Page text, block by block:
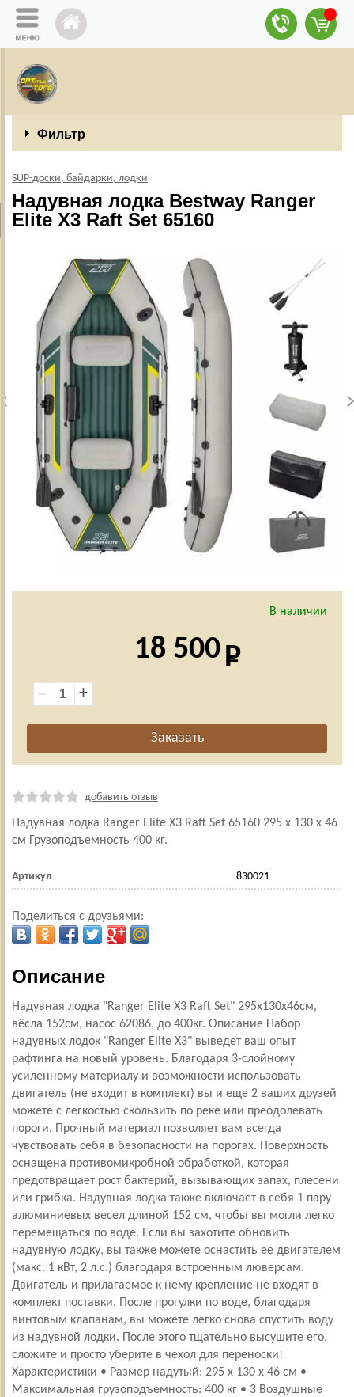
Фильтр
SUP-доски, байдарки, лодки
Надувная лодка Bestway Ranger
Elite X3 Raft Set 65160
В наличии
18 500
+
добавить отзыв
Надувная лодка Ranger Elite X3 Raft Set 65160 295 х 130 х 46
см Грузоподъемность 400 кг.
Артикул 830021
Поделиться с друзьями:
Описание
Надувная лодка "Ranger Elite X3 Raft Set" 295х130х46см,
вёсла 152см, насос 62086, до 400кг. Описание Набор
надувных лодок "Ranger Elite X3" выведет ваш опыт
рафтинга на новый уровень. Благодаря 3-слойному
усиленному материалу и возможности использовать
двигатель (не входит в комплект) вы и еще 2 ваших друзей
можете с легкостью скользить по реке или преодолевать
пороги. Прочный материал позволяет вам всегда
чувствовать себя в безопасности на порогах. Поверхность
оснащена противомикробной обработкой, которая
предотвращает рост бактерий, вызывающих запах, плесени
или грибка. Надувная лодка также включает в себя 1 пару
алюминиевых весел длиной 152 см, чтобы вы могли легко
перемещаться по воде. Если вы захотите обновить
надувную лодку, вы также можете оснастить ее двигателем
(макс. 1 кВт, 2 л.с.) благодаря встроенным люверсам.
Двигатель и прилагаемое к нему крепление не входят в
комплект поставки. После прогулки по воде, благодаря
винтовым клапанам, вы можете легко снова спустить воду
из надувной лодки. После этого тщательно высушите его,
сложите и просто уберите в чехол для переноски!
Характеристики • Размер надутый: 295 х 130 х 46 см •
Максимальная грузоподъемность: 400 кг • 3 Воздушные